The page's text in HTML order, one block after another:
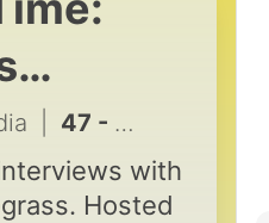
47 - S4 E4. Larry Sparks: Natural Thing To Do (Part 2)
with
Hosted